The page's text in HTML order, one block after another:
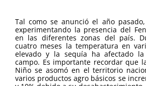
Tal como se anunció el año
experimentando la presencia del
en las diferentes zonas del país.
cuatro meses la temperatura en
elevado y la sequía ha afectado
campo. Es importante recordar que
Niño se asomó en el territorio
varios productos agro básicos se